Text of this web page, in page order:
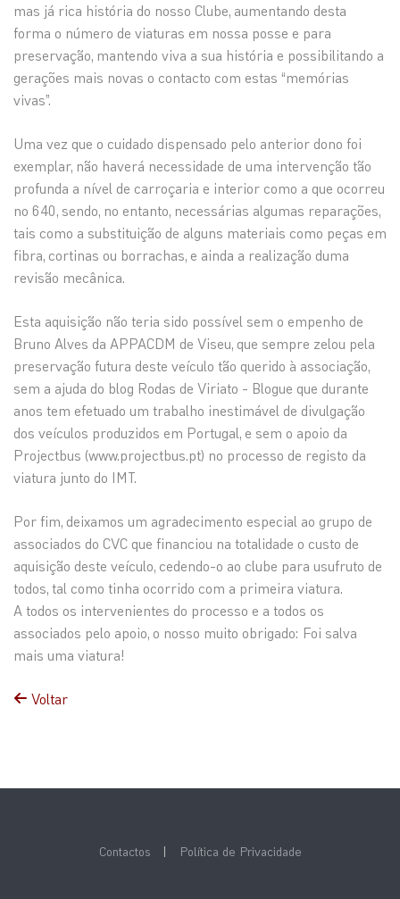
mas já rica história do nosso Clube, aumentando desta
forma o número de viaturas em nossa posse e para
preservação, mantendo viva a sua história e possibilitando a
gerações mais novas o contacto com estas “memórias
vivas”.
Uma vez que o cuidado dispensado pelo anterior dono foi
exemplar, não haverá necessidade de uma intervenção tão
profunda a nível de carroçaria e interior como a que ocorreu
no 640, sendo, no entanto, necessárias algumas reparações,
tais como a substituição de alguns materiais como peças em
fibra, cortinas ou borrachas, e ainda a realização duma
revisão mecânica.
Esta aquisição não teria sido possível sem o empenho de
Bruno Alves da APPACDM de Viseu, que sempre zelou pela
preservação futura deste veículo tão querido à associação,
sem a ajuda do blog Rodas de Viriato - Blogue que durante
anos tem efetuado um trabalho inestimável de divulgação
dos veículos produzidos em Portugal, e sem o apoio da
Projectbus (www.projectbus.pt) no processo de registo da
viatura junto do IMT.
Por fim, deixamos um agradecimento especial ao grupo de
associados do CVC que financiou na totalidade o custo de
aquisição deste veículo, cedendo-o ao clube para usufruto de
todos, tal como tinha ocorrido com a primeira viatura.
A todos os intervenientes do processo e a todos os
associados pelo apoio, o nosso muito obrigado: Foi salva
mais uma viatura!
Voltar
Contactos | Política de Privacidade